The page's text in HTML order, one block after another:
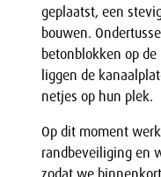
geplaatst, een
bouwen.
betonblokken op
liggen de
netjes op hun plek.
Op dit moment
randbeveiliging en
zodat we